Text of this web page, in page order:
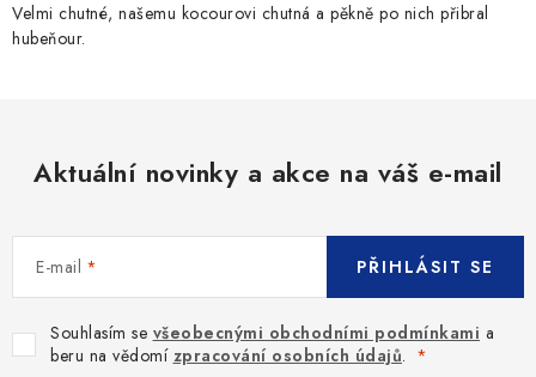
Velmi chutné, našemu kocourovi chutná a pěkně po nich přibral
hubeňour.
Aktuální novinky a akce na váš e-mail
E-mail
Souhlasím se všeobecnými obchodními podmínkami a
beru na vědomí zpracování osobních údajů.
PŘIHLÁSIT SE